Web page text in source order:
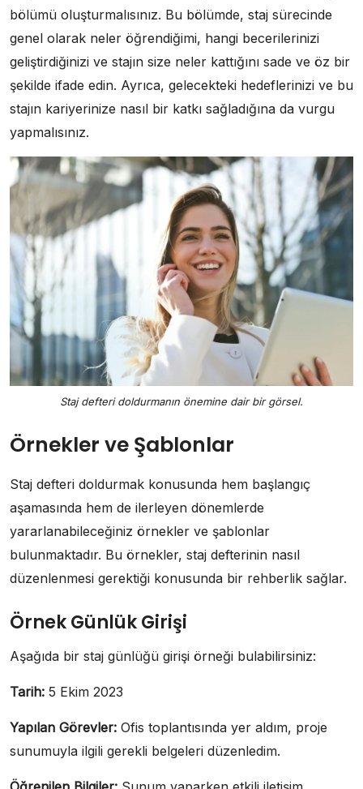
bölümü oluşturmalısınız. Bu bölümde, staj sürecinde
genel olarak neler öğrendiğimi, hangi becerilerinizi
geliştirdiğinizi ve stajın size neler kattığını sade ve öz bir
şekilde ifade edin. Ayrıca, gelecekteki hedeflerinizi ve bu
stajın kariyerinize nasıl bir katkı sağladığına da vurgu
yapmalısınız.
Staj defteri doldurmanın önemine dair bir görsel.
Örnekler ve Şablonlar
Staj defteri doldurmak konusunda hem başlangıç
aşamasında hem de ilerleyen dönemlerde
yararlanabileceğiniz örnekler ve şablonlar
bulunmaktadır. Bu örnekler, staj defterinin nasıl
düzenlenmesi gerektiği konusunda bir rehberlik sağlar.
Örnek Günlük Girişi
Aşağıda bir staj günlüğü girişi örneği bulabilirsiniz:
Tarih: 5 Ekim 2023
Yapılan Görevler: Ofis toplantısında yer aldım, proje
sunumuyla ilgili gerekli belgeleri düzenledim.